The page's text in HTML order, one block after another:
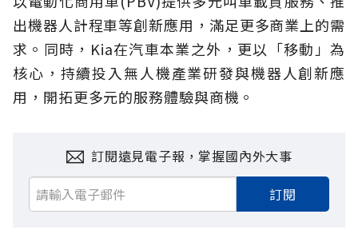
出機器人計程車等創新應用，滿足更多商業上的需
求。同時，Kia在汽車本業之外，更以「移動」為
核心，持續投入無人機產業研發與機器人創新應
用，開拓更多元的服務體驗與商機。
訂閱遠見電子報，掌握國內外大事
訂閱